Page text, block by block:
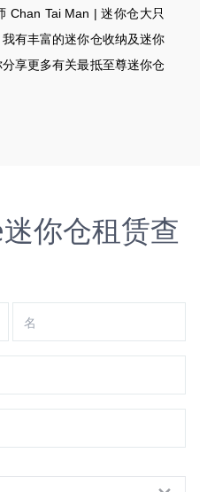
Chan Tai Man | 迷你仓大只
有丰富的迷你仓收纳及迷你
享更多有关最抵至尊迷你仓
你仓租赁查